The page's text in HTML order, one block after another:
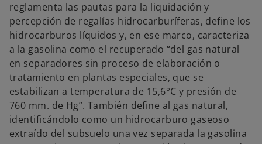
reglamenta las pautas para la liquidación y
percepción de regalías hidrocarburíferas, define los
hidrocarburos líquidos y, en ese marco, caracteriza
a la gasolina como el recuperado “del gas natural
en separadores sin proceso de elaboración o
tratamiento en plantas especiales, que se
estabilizan a temperatura de 15,6°C y presión de
760 mm. de Hg”. También define al gas natural,
identificándolo como un hidrocarburo gaseoso
extraído del subsuelo una vez separada la gasolina